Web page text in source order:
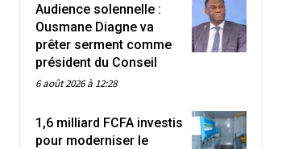
Audience solennelle :
Ousmane Diagne va
prêter serment comme
président du Conseil
6 août 2026 à 12:28
1,6 milliard FCFA investis
pour moderniser le